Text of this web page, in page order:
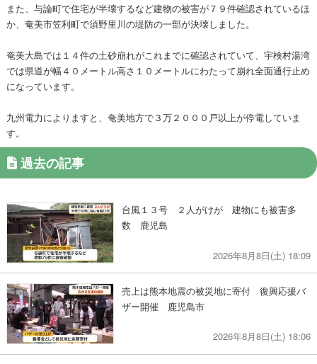
また、与論町で住宅が半壊するなど建物の被害が７９件確認されているほ
か、奄美市笠利町で須野里川の堤防の一部が決壊しました。
奄美大島では１４件の土砂崩れがこれまでに確認されていて、宇検村湯湾
では県道が幅４０メートル高さ１０メートルにわたって崩れ全面通行止め
になっています。
九州電力によりますと、奄美地方で３万２０００戸以上が停電していま
す。
過去の記事
台風１３号 ２人がけが 建物にも被害多
数 鹿児島
2026年8月8日(土) 18:09
売上は熊本地震の被災地に寄付 復興応援バ
ザー開催 鹿児島市
2026年8月8日(土) 18:06